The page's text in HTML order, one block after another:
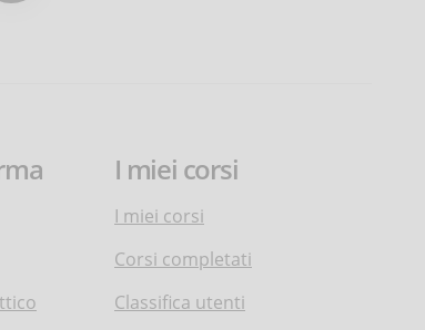
I miei corsi
I miei corsi
Corsi completati
Classifica utenti